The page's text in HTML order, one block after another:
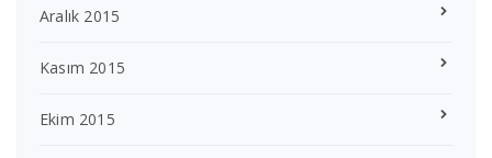
Aralık 2015
Kasım 2015
Ekim 2015